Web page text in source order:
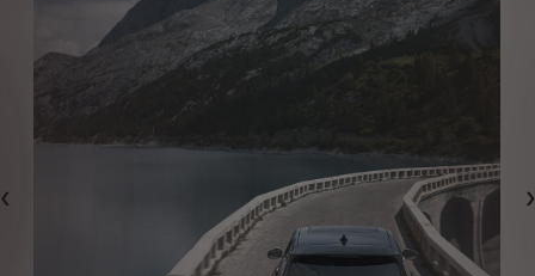
Předchozí